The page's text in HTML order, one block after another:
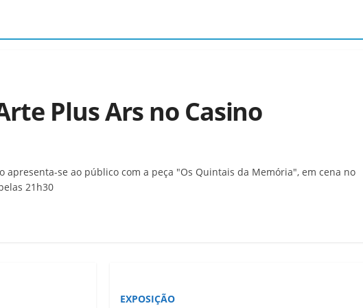
Plus Ars no Casino
se ao público com a peça "Os Quintais da Memória", em cena no
21h30
EXPOSIÇÃO